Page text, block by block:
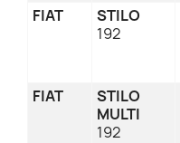
FIAT
STILO
192
FIAT
STILO
MULTI
192